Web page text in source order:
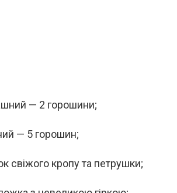
— 2 горошини;
— 5 горошин;
свіжого кропу та петрушки;